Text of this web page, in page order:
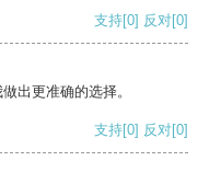
支持[0] 反对[0]
出更准确的选择。
支持[0] 反对[0]